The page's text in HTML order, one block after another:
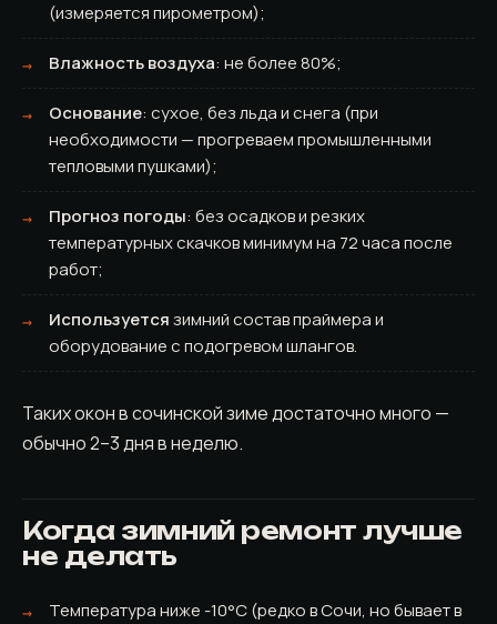
(измеряется пирометром);
Влажность воздуха: не более 80%;
Основание: сухое, без льда и снега (при
необходимости — прогреваем промышленными
тепловыми пушками);
Прогноз погоды: без осадков и резких
температурных скачков минимум на 72 часа после
работ;
Используетсязимний состав праймера и
оборудование с подогревом шлангов.
Таких окон в сочинской зиме достаточно много —
обычно 2–3 дня в неделю.
Когда зимний ремонт лучше
не делать
Температура ниже -10°C (редко в Сочи, но бывает в